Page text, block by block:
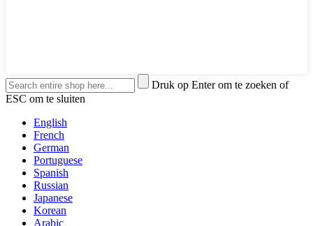
Druk op Enter om te zoeken of
ESC om te sluiten
English
French
German
Portuguese
Spanish
Russian
Japanese
Korean
Arabic